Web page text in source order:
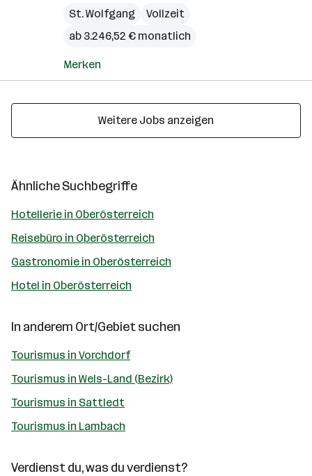
St. Wolfgang
Vollzeit
ab 3.246,52 € monatlich
Merken
Weitere Jobs anzeigen
Ähnliche Suchbegriffe
Hotellerie in Oberösterreich
Reisebüro in Oberösterreich
Gastronomie in Oberösterreich
Hotel in Oberösterreich
In anderem Ort/Gebiet suchen
Tourismus in Vorchdorf
Tourismus in Wels-Land (Bezirk)
Tourismus in Sattledt
Tourismus in Lambach
Verdienst du, was du verdienst?